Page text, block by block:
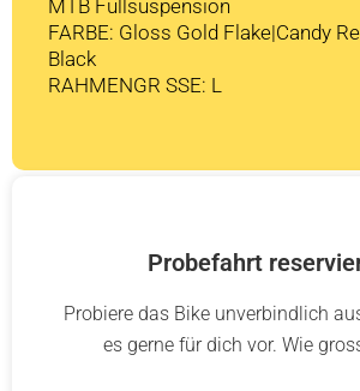
MTB Fullsuspension
FARBE: Gloss Gold Flake|Candy
Black
RAHMENGR SSE: L
Probefahrt
Probiere das Bike unverbindlich
es gerne für dich vor. Wie